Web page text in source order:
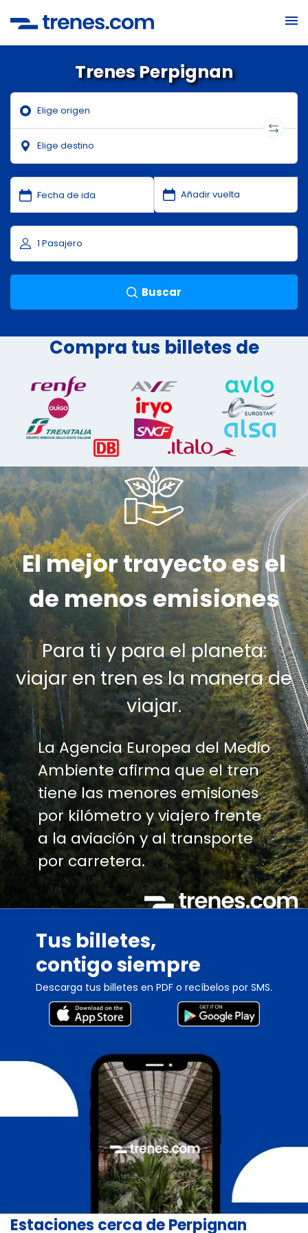
Trenes Perpignan
Buscar
Compra tus billetes de
El mejor trayecto es el
de menos emisiones
Para ti y para el planeta:
viajar en tren es la manera de
viajar.
La Agencia Europea del Medio
Ambiente afirma que el tren
tiene las menores emisiones
por kilómetro y viajero frente
a la aviación y al transporte
por carretera.
Tus billetes,
contigo siempre
Descarga tus billetes en PDF o recíbelos por SMS.
Estaciones cerca de Perpignan